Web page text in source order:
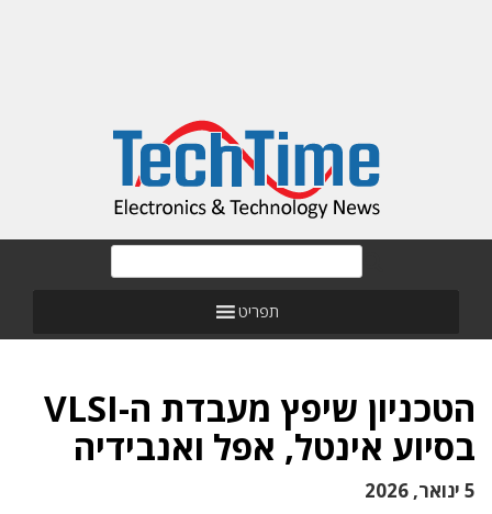
תפריט
הטכניון שיפץ מעבדת ה-VLSI
בסיוע אינטל, אפל ואנבידיה
5 ינואר, 2026